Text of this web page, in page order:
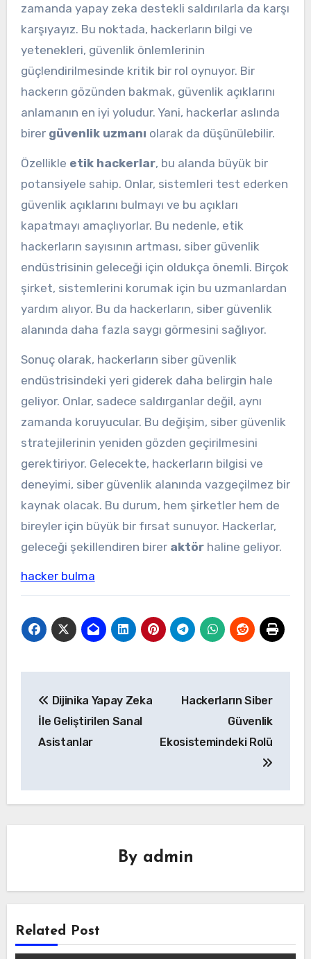
zamanda yapay zeka destekli saldırılarla da karşı
karşıyayız. Bu noktada, hackerların bilgi ve
yetenekleri, güvenlik önlemlerinin
güçlendirilmesinde kritik bir rol oynuyor. Bir
hackerın gözünden bakmak, güvenlik açıklarını
anlamanın en iyi yoludur. Yani, hackerlar aslında
birer güvenlik uzmanı olarak da düşünülebilir.
Özellikle etik hackerlar, bu alanda büyük bir
potansiyele sahip. Onlar, sistemleri test ederken
güvenlik açıklarını bulmayı ve bu açıkları
kapatmayı amaçlıyorlar. Bu nedenle, etik
hackerların sayısının artması, siber güvenlik
endüstrisinin geleceği için oldukça önemli. Birçok
şirket, sistemlerini korumak için bu uzmanlardan
yardım alıyor. Bu da hackerların, siber güvenlik
alanında daha fazla saygı görmesini sağlıyor.
Sonuç olarak, hackerların siber güvenlik
endüstrisindeki yeri giderek daha belirgin hale
geliyor. Onlar, sadece saldırganlar değil, aynı
zamanda koruyucular. Bu değişim, siber güvenlik
stratejilerinin yeniden gözden geçirilmesini
gerektiriyor. Gelecekte, hackerların bilgisi ve
deneyimi, siber güvenlik alanında vazgeçilmez bir
kaynak olacak. Bu durum, hem şirketler hem de
bireyler için büyük bir fırsat sunuyor. Hackerlar,
geleceği şekillendiren birer aktörhaline geliyor.
hacker bulma
gezinmesi
Dijinika Yapay Zeka
İle Geliştirilen Sanal
Asistanlar
Hackerların Siber
Güvenlik
Ekosistemindeki Rolü
By admin
Related Post